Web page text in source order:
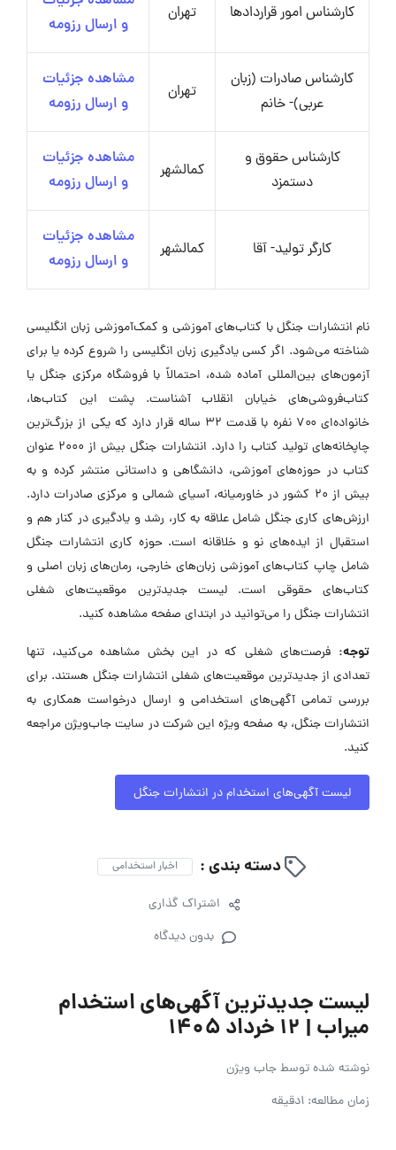
کارشناس امور قراردادها تهران
و ارسال رزومه
کارشناس صادرات (زبان
عربی)- خانم
تهران
مشاهده جزئیات
و ارسال رزومه
کارشناس حقوق و
دستمزد
کمالشهر
مشاهده جزئیات
و ارسال رزومه
کارگر تولید- آقا کمالشهر
مشاهده جزئیات
و ارسال رزومه
نام انتشارات جنگل با کتاب‌های آموزشی و کمک‌آموزشی زبان انگلیسی
شناخته می‌شود. اگر کسی یادگیری زبان انگلیسی را شروع کرده یا برای
آزمون‌های بین‌المللی آماده شده، احتمالاً با فروشگاه مرکزی جنگل یا
کتاب‌فروشی‌های خیابان انقلاب آشناست. پشت این کتاب‌ها،
خانواده‌ای ۷۰۰ نفره با قدمت ۳۲ ساله قرار دارد که یکی از بزرگ‌ترین
چاپخانه‌های تولید کتاب را دارد. انتشارات جنگل بیش از ۲۰۰۰ عنوان
کتاب در حوزه‌های آموزشی، دانشگاهی و داستانی منتشر کرده و به
بیش از ۲۰ کشور در خاورمیانه، آسیای شمالی و مرکزی صادرات دارد.
ارزش‌های کاری جنگل شامل علاقه به کار، رشد و یادگیری در کنار هم و
استقبال از ایده‌های نو و خلاقانه است. حوزه کاری انتشارات جنگل
شامل چاپ کتاب‌های آموزشی زبان‌های خارجی، رمان‌های زبان اصلی و
کتاب‌های حقوقی است. لیست جدیدترین موقعیت‌های شغلی
انتشارات جنگل را می‌توانید در ابتدای صفحه مشاهده کنید.
توجه: فرصت‌های شغلی که در این بخش مشاهده می‌کنید، تنها
تعدادی از جدیدترین موقعیت‌های شغلی انتشارات جنگل هستند. برای
بررسی تمامی آگهی‌های استخدامی و ارسال درخواست همکاری به
انتشارات جنگل، به صفحه ویژه این شرکت در سایت جاب‌ویژن مراجعه
کنید.
لیست آگهی‌های استخدام در انتشارات جنگل
دسته بندی : اخبار استخدامی
اشتراک گذاری
بدون دیدگاه
لیست جدیدترین آگهی‌های استخدام
میراب | ۱۲ خرداد ۱۴۰۵
نوشته شده توسطجاب ویژن
زمان مطالعه: 1دقیقه